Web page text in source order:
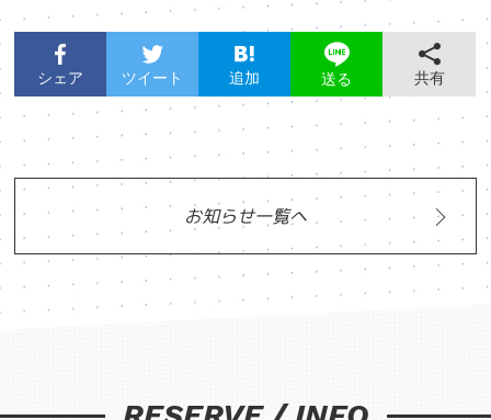
シェア ツイート 追加 送る 共有
お知らせ一覧へ